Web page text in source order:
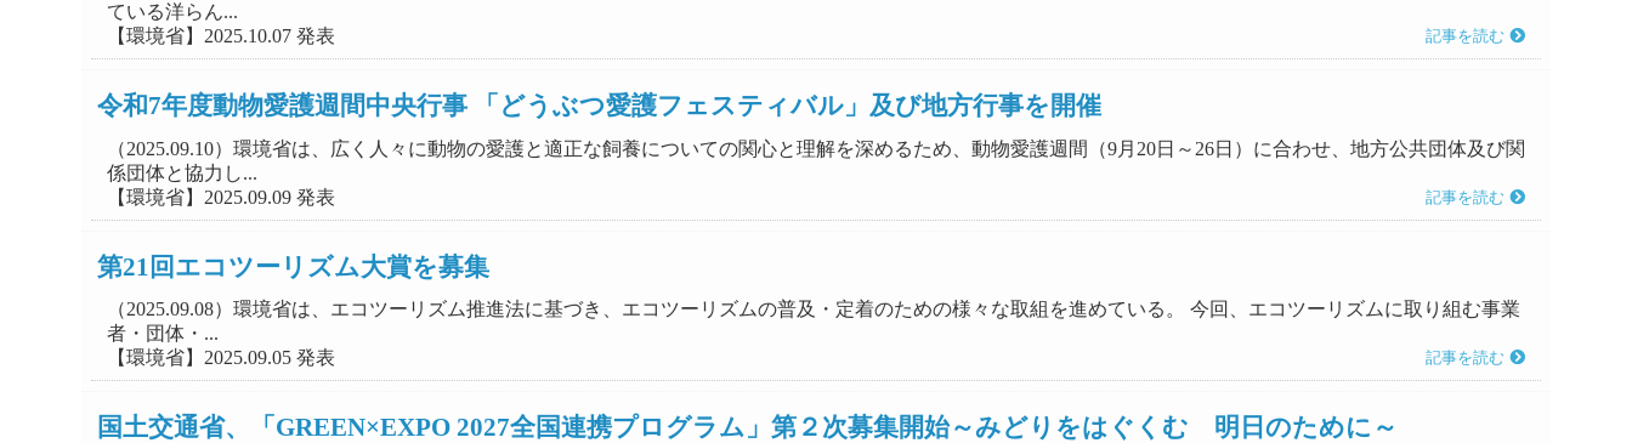
ている洋らん...
【環境省】2025.10.07 発表
記事を読む
令和7年度動物愛護週間中央行事 「どうぶつ愛護フェスティバル」及び地方行事を開催
（2025.09.10）環境省は、広く人々に動物の愛護と適正な飼養についての関心と理解を深めるため、動物愛護週間（9月20日～26日）に合わせ、地方公共団体及び関
係団体と協力し...
【環境省】2025.09.09 発表
記事を読む
第21回エコツーリズム大賞を募集
（2025.09.08）環境省は、エコツーリズム推進法に基づき、エコツーリズムの普及・定着のための様々な取組を進めている。 今回、エコツーリズムに取り組む事業
者・団体・...
【環境省】2025.09.05 発表
記事を読む
国土交通省、「GREEN×EXPO 2027全国連携プログラム」第２次募集開始～みどりをはぐくむ 明日のために～